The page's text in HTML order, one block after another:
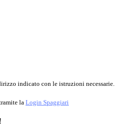
indicato con le istruzioni necessarie.
la Login Spaggiari